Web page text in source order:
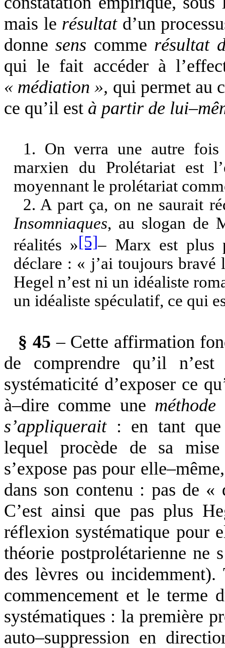
mais le résultatd’un
donnesens comme résultat
qui le fait accéder à
« médiation », qui permet au
ce qu’il est à partir de
1. On verra une autre fois
marxien du Prolétariat est
moyennant le prolétariat
2. A part ça, on ne saurait
Insomniaques, au slogan de
réalités »[5]– Marx est plus
déclare : « j’ai toujours bravé
Hegel n’est ni un idéaliste
un idéaliste spéculatif, ce qui
§ 45 – Cette affirmation
de comprendre qu’il
systématicité d’exposer ce
à–dire comme une méthode
s’appliquerait: en tant
lequel procède de sa
s’expose pas pour
dans son contenu : pas de
C’est ainsi que pas plus
réflexion systématique pour
théorie postprolétarienne ne
des lèvres ou
commencement et le terme
systématiques : la première
auto–suppression en